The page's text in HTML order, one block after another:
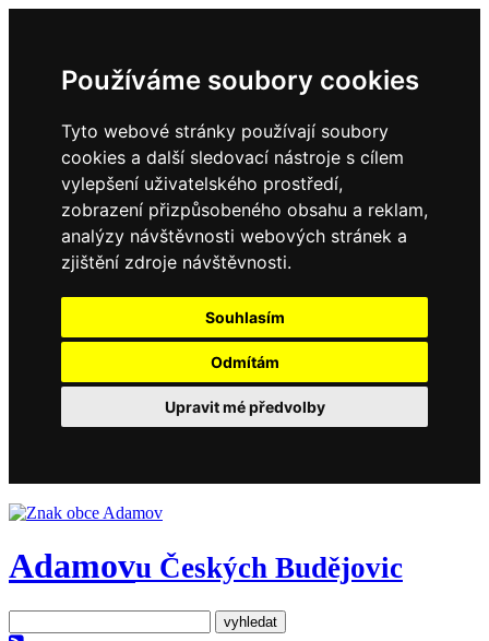
Používáme soubory cookies
Tyto webové stránky používají soubory
cookies a další sledovací nástroje s cílem
vylepšení uživatelského prostředí,
zobrazení přizpůsobeného obsahu a reklam,
analýzy návštěvnosti webových stránek a
zjištění zdroje návštěvnosti.
Souhlasím
Odmítám
Upravit mé předvolby
Adamovu Českých Budějovic